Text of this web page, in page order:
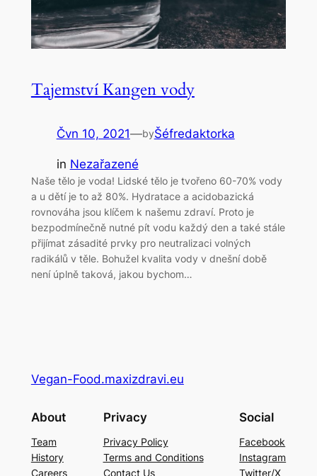
Tajemství Kangen vody
Čvn 10, 2021—byŠéfredaktorka
in Nezařazené
Naše tělo je voda! Lidské tělo je tvořeno 60-70% vody
a u dětí je to až 80%. Hydratace a acidobazická
rovnováha jsou klíčem k našemu zdraví. Proto je
bezpodmínečně nutné pít vodu každý den a také stále
přijímat zásadité prvky pro neutralizaci volných
radikálů v těle. Bohužel kvalita vody v dnešní době
není úplně taková, jakou bychom…
Vegan-Food.maxizdravi.eu
About
Team
History
Careers
Privacy
Privacy Policy
Terms and Conditions
Contact Us
Social
Facebook
Instagram
Twitter/X